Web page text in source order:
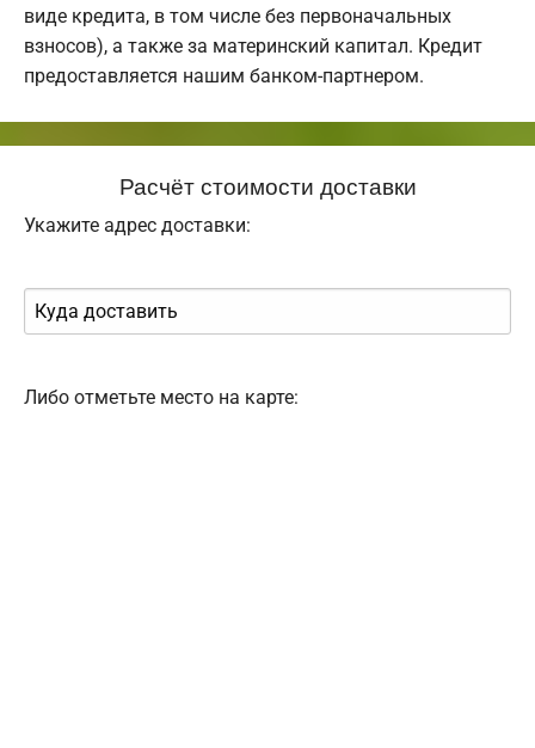
виде кредита, в том числе без первоначальных
взносов), а также за материнский капитал. Кредит
предоставляется нашим банком-партнером.
Расчёт стоимости доставки
Укажите адрес доставки:
Либо отметьте место на карте: